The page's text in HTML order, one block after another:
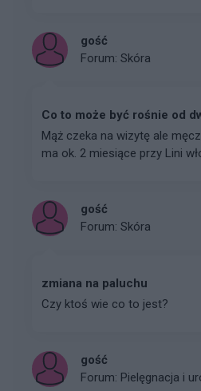
gość
Forum: Skóra
Co to może być rośnie od
Mąż czeka na wizytę ale
ma ok. 2 miesiące przy Lini
gość
Forum: Skóra
zmiana na paluchu
Czy ktoś wie co to jest?
gość
Forum: Pielęgnacja i